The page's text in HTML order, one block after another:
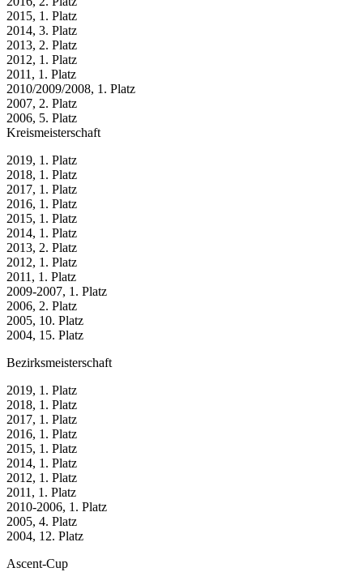
2015, 1. Platz
2014, 3. Platz
2013, 2. Platz
2012, 1. Platz
2011, 1. Platz
2010/2009/2008, 1. Platz
2007, 2. Platz
2006, 5. Platz
Kreismeisterschaft
2019, 1. Platz
2018, 1. Platz
2017, 1. Platz
2016, 1. Platz
2015, 1. Platz
2014, 1. Platz
2013, 2. Platz
2012, 1. Platz
2011, 1. Platz
2009-2007, 1. Platz
2006, 2. Platz
2005, 10. Platz
2004, 15. Platz
Bezirksmeisterschaft
2019, 1. Platz
2018, 1. Platz
2017, 1. Platz
2016, 1. Platz
2015, 1. Platz
2014, 1. Platz
2012, 1. Platz
2011, 1. Platz
2010-2006, 1. Platz
2005, 4. Platz
2004, 12. Platz
Ascent-Cup